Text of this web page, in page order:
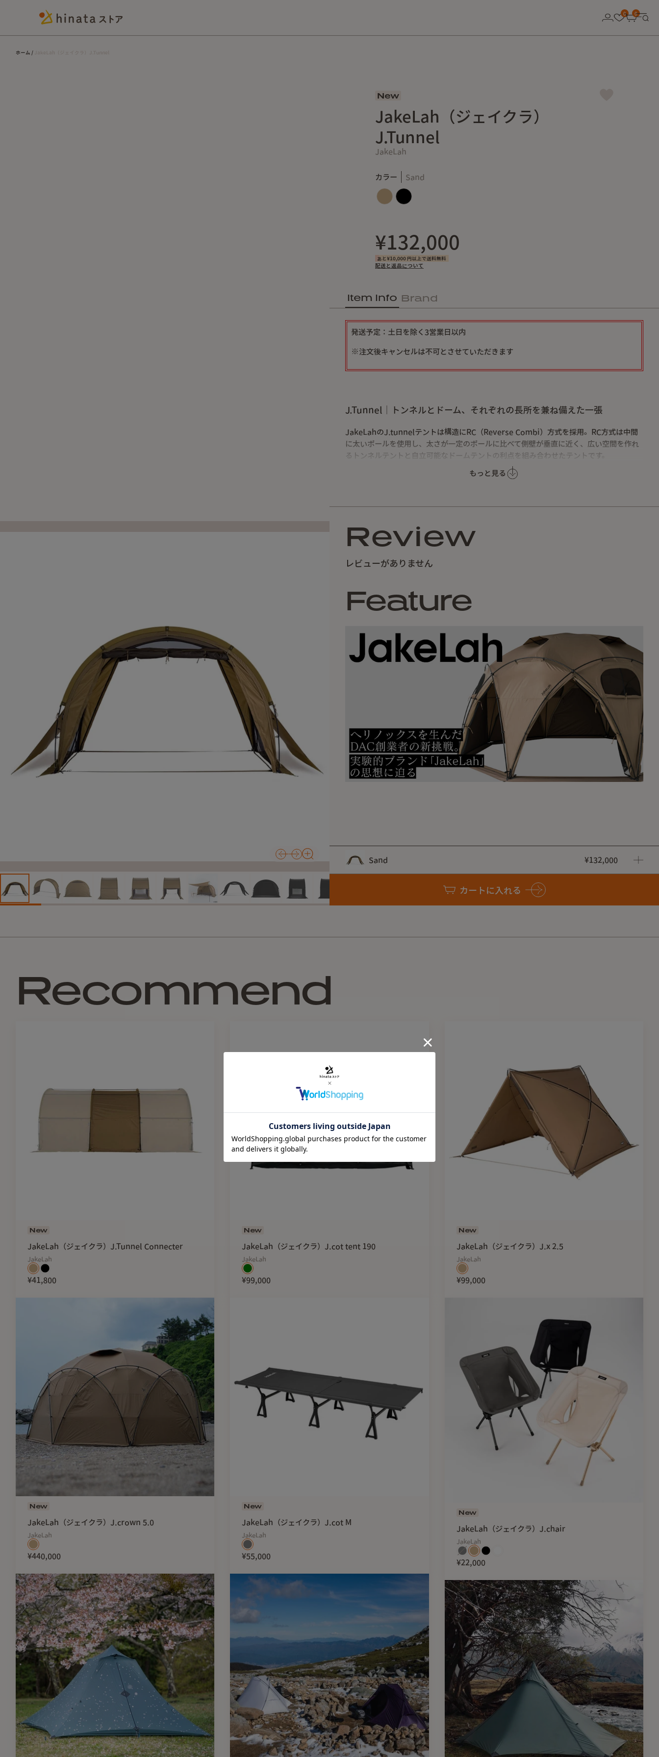
0 0
ホーム
New
JakeLah（ジェイクラ）
J.Tunnel
JakeLah
カラー Sand
¥132,000
あと¥10,000 円以上で送料無料
配送と返品について
Item Info Brand
もっと見る
発送予定：土日を除く3営業日以内
※注文後キャンセルは不可とさせていただきます
J.Tunnel｜トンネルとドーム、それぞれの長所を兼ね備えた一張
JakeLahのJ.tunnelテントは構造にRC（Reverse Combi）方式を採用。RC方式は中間
に太いポールを使用し、太さが一定のポールに比べて側壁が垂直に近く、広い空間を作れ
るトンネルテントと自立可能なドームテントの利点を組み合わせたテントです。
水平バーを使用してトンネルの形を維持し、上部が雨水で潰れるのを防ぎ、風に強い構造
ドア上部にはメッシュパネルと使い分けれるベンチレーションも備えており、結露対策や
換気が可能です。
メインポールを差し込むJ.tunnel用に開発されたJake's Bootsは、従来のJake's Foot
J.tunnelテントはモジュール方式を採用してBase（本体）単体での使用や、Extension
Base（本体）とExtension／Connector（延長用）はファスナーで簡単に連結が可能で
本体とコネクターのファスナーは同じ長さで裁断を行いますが、ファスナー（YKK）の生
産ロットごとに務歯の間隔のわずかな違いにより同じ長さであっても歯数が異なる場合が
2.5cm）歯数に差が出る（エレメントの長さが違う）場合がありますが、これは良品とし
て販売していますので、予めご了承ください。
⚫︎サイズ : W300×D148×H190cm
※ご使用前に取扱説明書をよく読んで、正しい取り扱い方法をご確認ください。
※製品のサイズ・重量は測定方法、環境などの理由で実際のサイズ・重量とは多少異なる
Review
レビューがありません
Feature
Sand ¥132,000
カートに入れる
Recommend
New
JakeLah（ジェイクラ）J.Tunnel Connecter
JakeLah
¥41,800
New
JakeLah（ジェイクラ）J.crown 5.0
JakeLah
¥440,000
New
JakeLah（ジェイクラ）J.cot tent 190
JakeLah
¥99,000
New
JakeLah（ジェイクラ）J.cot M
JakeLah
¥55,000
New
JakeLah（ジェイクラ）J.x 2.5
JakeLah
¥99,000
New
JakeLah（ジェイクラ）J.chair
JakeLah
¥22,000